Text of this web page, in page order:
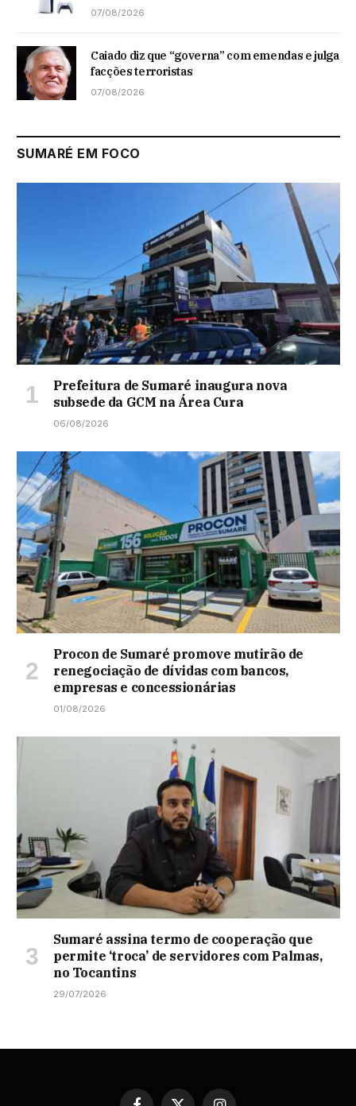
07/08/2026
Caiado diz que “governa” com emendas e julga
facções terroristas
07/08/2026
SUMARÉ EM FOCO
Prefeitura de Sumaré inaugura nova
subsede da GCM na Área Cura
06/08/2026
Procon de Sumaré promove mutirão de
renegociação de dívidas com bancos,
empresas e concessionárias
01/08/2026
Sumaré assina termo de cooperação que
permite ‘troca’ de servidores com Palmas,
no Tocantins
29/07/2026